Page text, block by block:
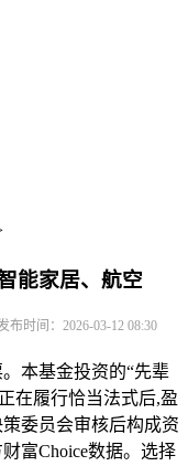
能家居、航空
布时间：2026-03-12 08:30
本基金投资的“先辈
在履行恰当法式后,盈
委员会审核后构成资
富Choice数据。选择